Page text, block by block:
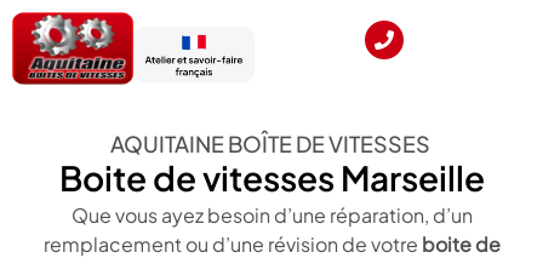
AQUITAINE BOÎTE DE VITESSES
Boite de vitesses Marseille
Que vous ayez besoin d’une réparation, d’un
remplacement ou d’une révision de votre boite de